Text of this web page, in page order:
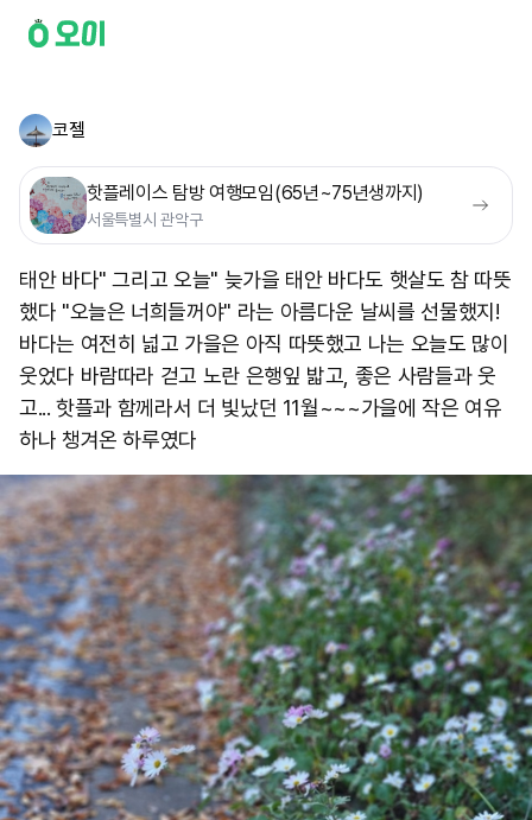
코젤
핫플레이스 탐방 여행모임(65년~75년생까지)
서울특별시 관악구
태안 바다" 그리고 오늘" 늦가을 태안 바다도 햇살도 참 따뜻
했다 "오늘은 너희들꺼야" 라는 아름다운 날씨를 선물했지!
바다는 여전히 넓고 가을은 아직 따뜻했고 나는 오늘도 많이
웃었다 바람따라 걷고 노란 은행잎 밟고, 좋은 사람들과 웃
고... 핫플과 함께라서 더 빛났던 11월~~~ ​가을에 작은 여유
하나 챙겨온 하루였다